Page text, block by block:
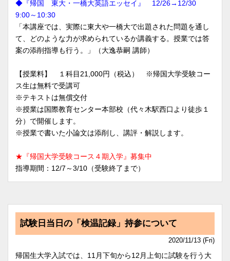
◆『帰国 東大・一橋大英語エッセイ』 12/26→12/30
9:00～10:30
「本講座では、実際に東大や一橋大で出題された問題を通し
て、どのような力が求められているか講義する。授業では答
案の添削指導も行う。」（大逸恭嗣 講師）
【授業料】 １科目21,000円（税込） ※帰国大学受験コー
ス生は無料で受講可
※テキストは無償交付
※授業は国際教育センター本部校（代々木駅西口より徒歩１
分）で開催します。
※授業で書いた小論文は添削し、講評・解説します。
★『帰国大学受験コース４期入学』募集中
指導期間：12/7～3/10（受験終了まで）
試験日当日の「検温記録」持参について
2020/11/13 (Fri)
帰国生大学入試では、11月下旬から12月上旬に試験を行う大